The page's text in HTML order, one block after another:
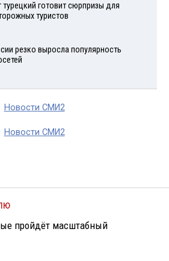
турецкий готовит сюрпризы для
туристов
резко выросла популярность
Новости СМИ2
Новости СМИ2
пройдёт масштабный